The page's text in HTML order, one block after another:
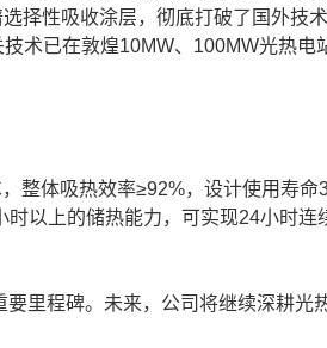
择性吸收涂层，彻底打破了国外技
术已在敦煌10MW、100MW光热电
体吸热效率≥92%，设计使用寿命
以上的储热能力，可实现24小时连
程碑。未来，公司将继续深耕光热